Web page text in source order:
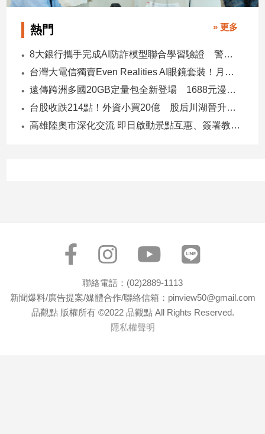
熱門 » 更多
8大銀行攜手完成AI防詐模型聯合學習驗證 警示帳戶準確度提升2倍
台灣大電信獨賣Even Realities AI眼鏡套裝！月付1399元 專案價3990
遠傳跨洲多國20GB定量包全新登場 1688元漫遊逾百國家！
台股收跌214點！外資小買20億 股后川湖晉升萬金股
高雄陸奧市深化交流 即日啟動景點互惠、簽署教育合作MOU
聯絡電話：(02)2889-1113
新聞爆料/廣告提案/媒體合作/聯絡信箱：pinview50@gmail.com
品觀點 版權所有 ©2022 品觀點 All Rights Reserved.
隱私權聲明